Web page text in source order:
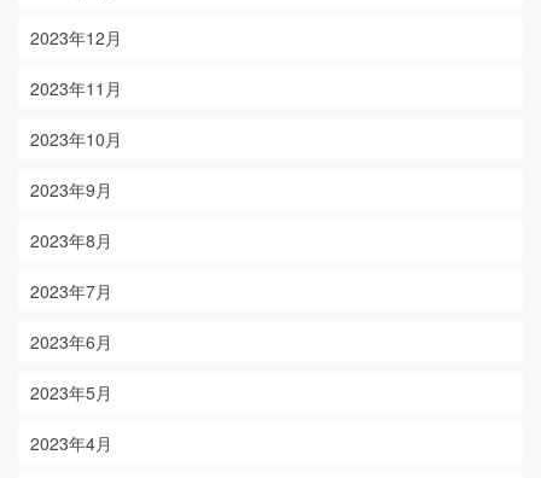
2023年12月
2023年11月
2023年10月
2023年9月
2023年8月
2023年7月
2023年6月
2023年5月
2023年4月